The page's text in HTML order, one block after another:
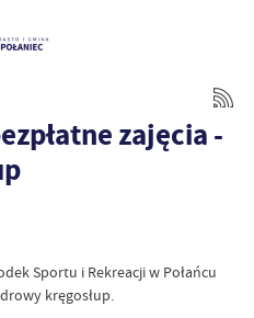
zajęcia -
Sportu i Rekreacji w Połańcu
kręgosłup.